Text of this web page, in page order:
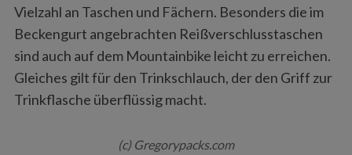
Vielzahl an Taschen und Fächern. Besonders die im
Beckengurt angebrachten Reißverschlusstaschen
sind auch auf dem Mountainbike leicht zu erreichen.
Gleiches gilt für den Trinkschlauch, der den Griff zur
Trinkflasche überflüssig macht.
(c) Gregorypacks.com